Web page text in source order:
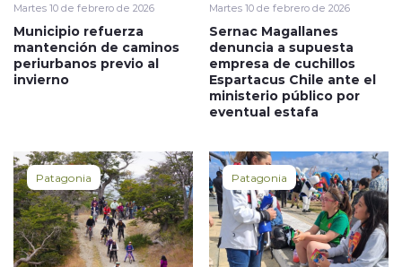
Martes 10 de febrero de 2026
Municipio refuerza
mantención de caminos
periurbanos previo al
invierno
Martes 10 de febrero de 2026
Sernac Magallanes
denuncia a supuesta
empresa de cuchillos
Espartacus Chile ante el
ministerio público por
eventual estafa
Patagonia Patagonia